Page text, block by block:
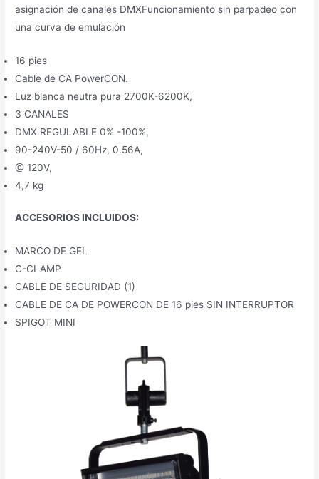
asignación de canales DMXFuncionamiento sin parpadeo con
una curva de emulación
16 pies
Cable de CA PowerCON.
Luz blanca neutra pura 2700K-6200K,
3 CANALES
DMX REGULABLE 0% -100%,
90-240V-50 / 60Hz, 0.56A,
@ 120V,
4,7 kg
ACCESORIOS INCLUIDOS:
MARCO DE GEL
C-CLAMP
CABLE DE SEGURIDAD (1)
CABLE DE CA DE POWERCON DE 16 pies SIN INTERRUPTOR
SPIGOT MINI